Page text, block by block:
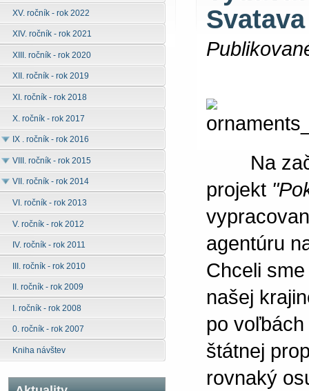
XV. ročník - rok 2022
XIV. ročník - rok 2021
XIII. ročník - rok 2020
XII. ročník - rok 2019
XI. ročník - rok 2018
X. ročník - rok 2017
IX . ročník - rok 2016
VIII. ročník - rok 2015
VII. ročník - rok 2014
VI. ročník - rok 2013
V. ročník - rok 2012
IV. ročník - rok 2011
III. ročník - rok 2010
II. ročník - rok 2009
I. ročník - rok 2008
0. ročník - rok 2007
Kniha návštev
Svatava
Na
projekt
agentúru
Chceli
našej
po
štátnej
rovnaký